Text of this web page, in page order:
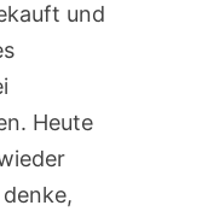
und
Heute